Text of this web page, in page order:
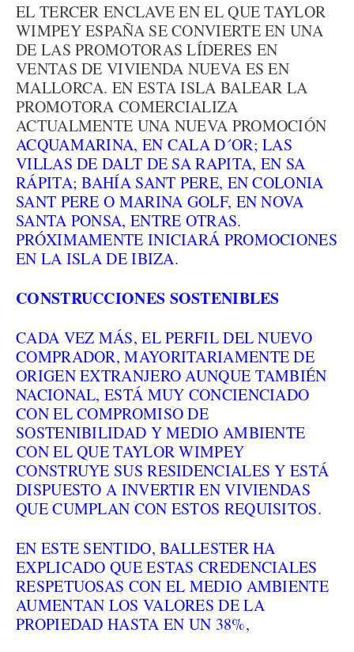
EL TERCER ENCLAVE EN EL QUE TAYLOR
WIMPEY ESPAÑA SE CONVIERTE EN UNA
DE LAS PROMOTORAS LÍDERES EN
VENTAS DE VIVIENDA NUEVA ES EN
MALLORCA. EN ESTA ISLA BALEAR LA
PROMOTORA COMERCIALIZA
ACTUALMENTE UNA NUEVA PROMOCIÓN
ACQUAMARINA, EN CALA D´OR;LAS
VILLAS DE DALT DE SA RAPITA, EN SA
RÁPITA;BAHÍA SANT PERE, EN COLONIA
SANT PERE O MARINA GOLF, EN NOVA
SANTA PONSA, ENTRE OTRAS.
PRÓXIMAMENTE INICIARÁ PROMOCIONES
EN LA ISLA DE IBIZA.
CONSTRUCCIONES SOSTENIBLES
CADA VEZ MÁS, EL PERFIL DEL NUEVO
COMPRADOR, MAYORITARIAMENTE DE
ORIGEN EXTRANJERO AUNQUE TAMBIÉN
NACIONAL, ESTÁ MUY CONCIENCIADO
CON EL COMPROMISO DE
SOSTENIBILIDAD Y MEDIO AMBIENTE
CON EL QUE TAYLOR WIMPEY
CONSTRUYE SUS RESIDENCIALES Y ESTÁ
DISPUESTO A INVERTIR EN VIVIENDAS
QUE CUMPLAN CON ESTOS REQUISITOS.
EN ESTE SENTIDO, BALLESTER HA
EXPLICADO QUE ESTAS CREDENCIALES
RESPETUOSAS CON EL MEDIO AMBIENTE
AUMENTAN LOS VALORES DE LA
PROPIEDAD HASTA EN UN 38%,